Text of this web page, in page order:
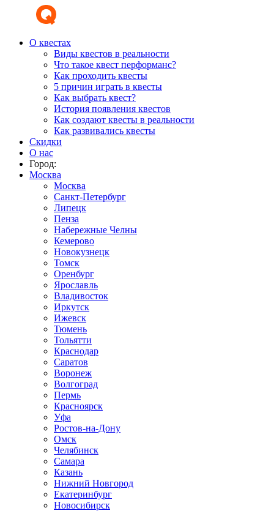
О квестах
Виды квестов в реальности
Что такое квест перформанс?
Как проходить квесты
5 причин играть в квесты
Как выбрать квест?
История появления квестов
Как создают квесты в реальности
Как развивались квесты
Скидки
О нас
Город:
Москва
Москва
Санкт-Петербург
Липецк
Пенза
Набережные Челны
Кемерово
Новокузнецк
Томск
Оренбург
Ярославль
Владивосток
Иркутск
Ижевск
Тюмень
Тольятти
Краснодар
Саратов
Воронеж
Волгоград
Пермь
Красноярск
Уфа
Ростов-на-Дону
Омск
Челябинск
Самара
Казань
Нижний Новгород
Екатеринбург
Новосибирск